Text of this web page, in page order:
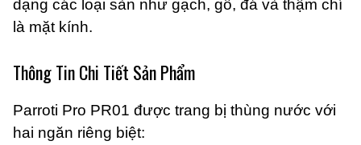
dạng các loại sàn như gạch, gỗ, đá và thậm chí
là mặt kính.
Thông Tin Chi Tiết Sản Phẩm
Parroti Pro PR01 được trang bị thùng nước với
hai ngăn riêng biệt: